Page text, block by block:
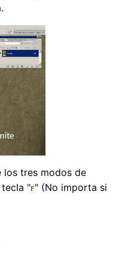
los tres modos de
"F" (No importa si